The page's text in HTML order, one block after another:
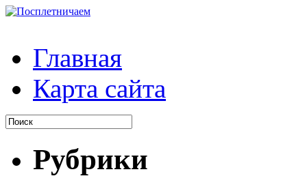
Главная
Карта сайта
Рубрики